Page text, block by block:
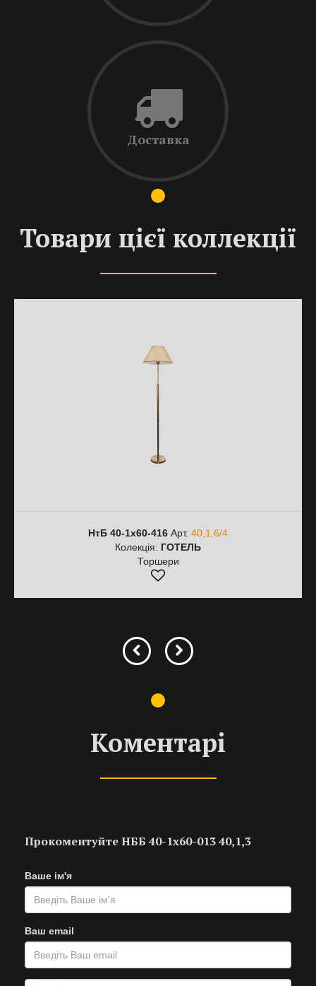
Доставка
Товари цієї коллекції
НтБ 40-1х60-416 Арт. 40,1,6/4
Колекція: ГОТЕЛЬ
Торшери
Коментарі
Прокоментуйте НББ 40-1х60-013 40,1,3
Ваше ім'я
Ваш email